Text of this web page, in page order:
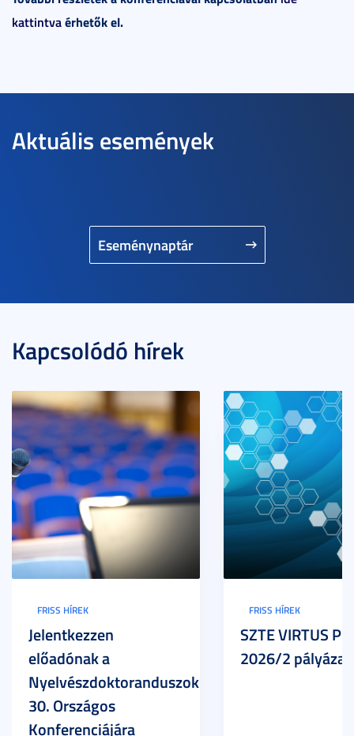
kattintvaérhetők el.
Aktuális események
Eseménynaptár
Kapcsolódó hírek
FRISS HÍREK
Jelentkezzen
előadónak a
Nyelvészdoktoranduszok
30. Országos
Konferenciájára
FRISS HÍREK
SZTE VIRTUS
2026/2